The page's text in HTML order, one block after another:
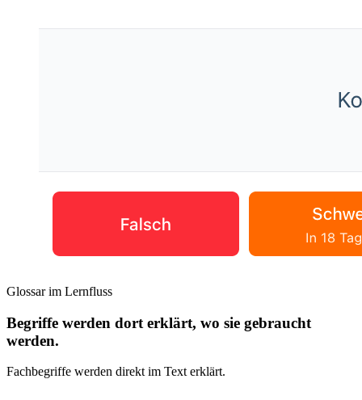
Glossar im Lernfluss
Begriffe werden dort erklärt, wo sie gebraucht
werden.
Fachbegriffe werden direkt im Text erklärt.